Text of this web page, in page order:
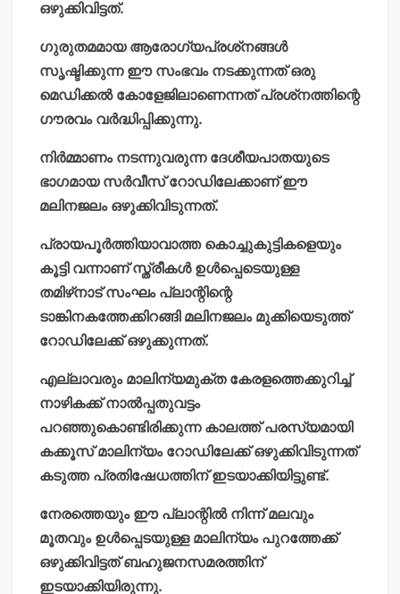
ഒഴുക്കിവിട്ടത്.
ഗുരുതമമായ ആരോഗ്യപ്രശ്‌നങ്ങള്‍
സൃഷ്ടിക്കുന്ന ഈ സംഭവം നടക്കുന്നത് ഒരു
മെഡിക്കല്‍ കോളേജിലാണെന്നത് പ്രശ്‌നത്തിന്റെ
ഗൗരവം വര്‍ദ്ധിപ്പിക്കുന്നു.
നിര്‍മ്മാണം നടന്നുവരുന്ന ദേശീയപാതയുടെ
ഭാഗമായ സര്‍വീസ് റോഡിലേക്കാണ് ഈ
മലിനജലം ഒഴുക്കിവിടുന്നത്.
പ്രായപൂര്‍ത്തിയാവാത്ത കൊച്ചുകുട്ടികളെയും
കൂട്ടി വന്നാണ് സ്ത്രീകള്‍ ഉള്‍പ്പെടെയുള്ള
തമിഴ്‌നാട് സംഘം പ്ലാന്റിന്റെ
ടാങ്കിനകത്തേക്കിറങ്ങി മലിനജലം മുക്കിയെടുത്ത്
റോഡിലേക്ക് ഒഴുക്കുന്നത്.
എല്ലാവരും മാലിന്യമുക്ത കേരളത്തെക്കുറിച്ച്
നാഴികക്ക് നാല്‍പ്പതുവട്ടം
പറഞ്ഞുകൊണ്ടിരിക്കുന്ന കാലത്ത് പരസ്യമായി
കക്കൂസ് മാലിന്യം റോഡിലേക്ക് ഒഴുക്കിവിടുന്നത്
കടുത്ത പ്രതിഷേധത്തിന് ഇടയാക്കിയിട്ടുണ്ട്.
നേരത്തെയും ഈ പ്ലാന്റില്‍ നിന്ന് മലവും
മൂതവും ഉള്‍പ്പെടയുള്ള മാലിന്യം പുറത്തേക്ക്
ഒഴുക്കിവിട്ടത് ബഹുജനസമരത്തിന്
ഇടയാക്കിയിരുന്നു.